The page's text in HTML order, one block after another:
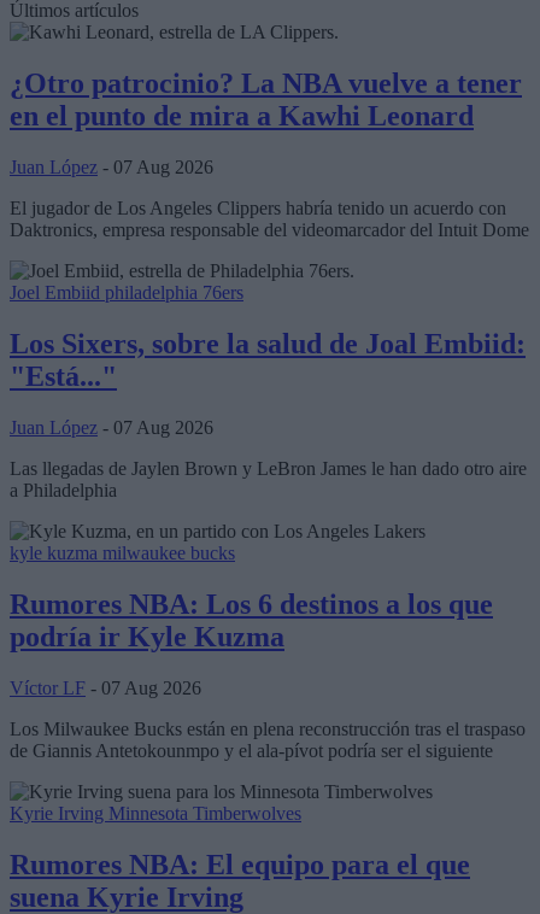
Últimos artículos
¿Otro patrocinio? La NBA vuelve a tener
en el punto de mira a Kawhi Leonard
Juan López - 07 Aug 2026
El jugador de Los Angeles Clippers habría tenido un acuerdo con
Daktronics, empresa responsable del videomarcador del Intuit Dome
Joel Embiid philadelphia 76ers
Los Sixers, sobre la salud de Joal Embiid:
"Está..."
Juan López - 07 Aug 2026
Las llegadas de Jaylen Brown y LeBron James le han dado otro aire
a Philadelphia
kyle kuzma milwaukee bucks
Rumores NBA: Los 6 destinos a los que
podría ir Kyle Kuzma
Víctor LF - 07 Aug 2026
Los Milwaukee Bucks están en plena reconstrucción tras el traspaso
de Giannis Antetokounmpo y el ala-pívot podría ser el siguiente
Kyrie Irving Minnesota Timberwolves
Rumores NBA: El equipo para el que
suena Kyrie Irving